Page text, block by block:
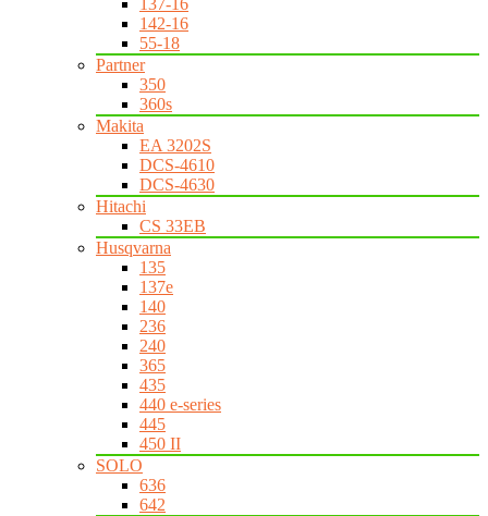
137-16
142-16
55-18
Partner
350
360s
Makita
EA 3202S
DCS-4610
DCS-4630
Hitachi
CS 33EB
Husqvarna
135
137e
140
236
240
365
435
440 e-series
445
450 II
SOLO
636
642